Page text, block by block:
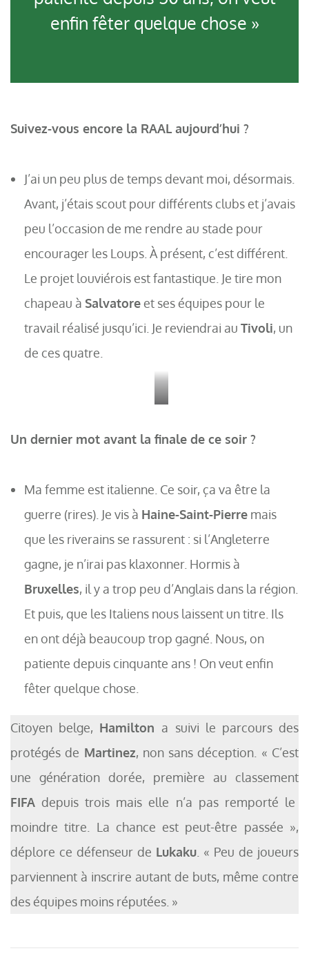
enfin fêter quelque chose »
Suivez-vous encore la RAAL aujourd’hui ?
J’ai un peu plus de temps devant moi, désormais.
Avant, j’étais scout pour différents clubs et j’avais
peu l’occasion de me rendre au stade pour
encourager les Loups. À présent, c’est différent.
Le projet louviérois est fantastique. Je tire mon
chapeau à Salvatore et ses équipes pour le
travail réalisé jusqu’ici. Je reviendrai au Tivoli, un
de ces quatre.
temps
les
Vert
et
Blanc
existaient
en
noir
et
Un dernier mot avant la finale de ce soir ?
Ma femme est italienne. Ce soir, ça va être la
guerre (rires). Je vis à Haine-Saint-Pierre mais
que les riverains se rassurent : si l’Angleterre
gagne, je n’irai pas klaxonner. Hormis à
Bruxelles, il y a trop peu d’Anglais dans la région.
Et puis, que les Italiens nous laissent un titre. Ils
en ont déjà beaucoup trop gagné. Nous, on
patiente depuis cinquante ans ! On veut enfin
fêter quelque chose.
Citoyen belge, Hamilton a suivi le parcours des
protégés de Martinez, non sans déception. « C’est
une génération dorée, première au classement
FIFA depuis trois mais elle n’a pas remporté le
moindre titre. La chance est peut-être passée »,
déplore ce défenseur de Lukaku . « Peu de joueurs
parviennent à inscrire autant de buts, même contre
des équipes moins réputées. »